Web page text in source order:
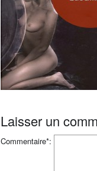
Laisser un
Commentaire*: